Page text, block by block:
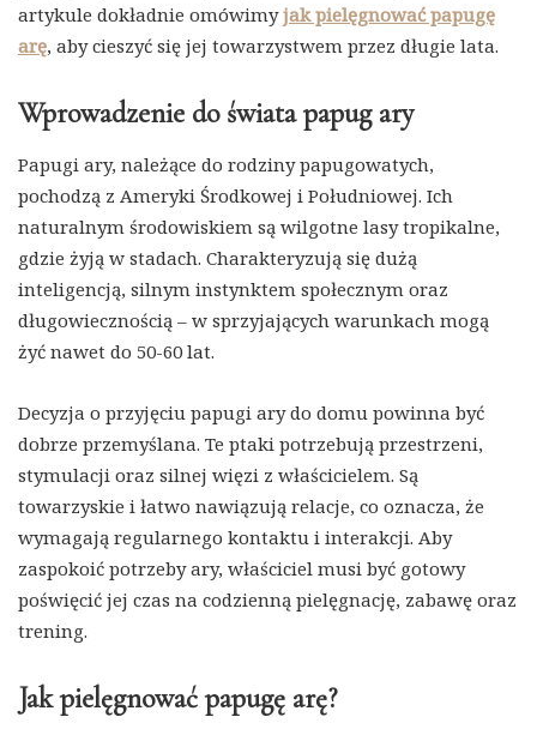
artykule dokładnie omówimyjak pielęgnować papugę
arę, aby cieszyć się jej towarzystwem przez długie lata.
Wprowadzenie do świata papug ary
Papugi ary, należące do rodziny papugowatych,
pochodzą z Ameryki Środkowej i Południowej. Ich
naturalnym środowiskiem są wilgotne lasy tropikalne,
gdzie żyją w stadach. Charakteryzują się dużą
inteligencją, silnym instynktem społecznym oraz
długowiecznością – w sprzyjających warunkach mogą
żyć nawet do 50-60 lat.
Decyzja o przyjęciu papugi ary do domu powinna być
dobrze przemyślana. Te ptaki potrzebują przestrzeni,
stymulacji oraz silnej więzi z właścicielem. Są
towarzyskie i łatwo nawiązują relacje, co oznacza, że
wymagają regularnego kontaktu i interakcji. Aby
zaspokoić potrzeby ary, właściciel musi być gotowy
poświęcić jej czas na codzienną pielęgnację, zabawę oraz
trening.
Jak pielęgnować papugę arę?